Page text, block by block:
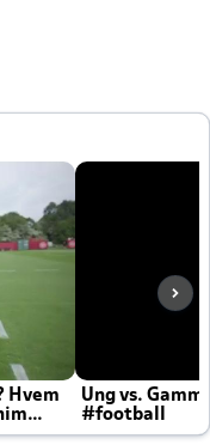
Hvem
Ung vs.
#football